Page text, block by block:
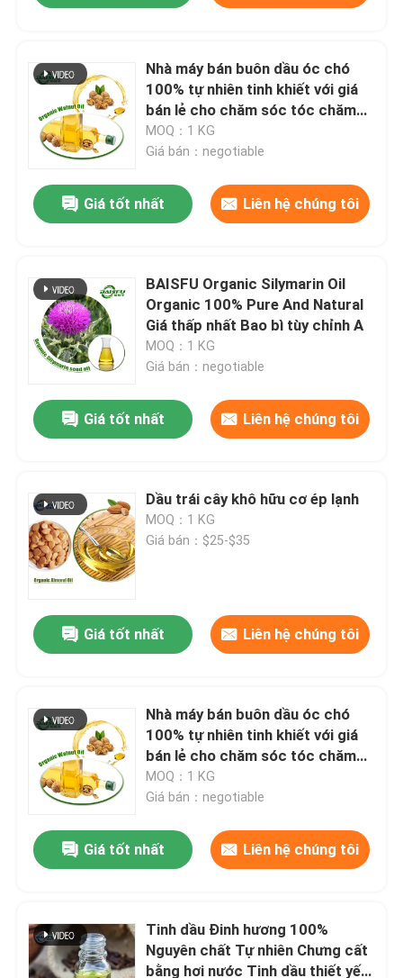
Nhà
Video
Nhà máy bán buôn dầu óc chó
100% tự nhiên tinh khiết với giá
bán lẻ cho chăm sóc tóc chăm
sóc da
MOQ：1 KG
Giá bán：negotiable
Giá tốt nhất Liên hệ chúng tôi
BAISFU Organic Silymarin Oil
Organic 100% Pure And Natural
Giá thấp nhất Bao bì tùy chỉnh A
MOQ：1 KG
Giá bán：negotiable
Giá tốt nhất Liên hệ chúng tôi
Dầu trái cây khô hữu cơ ép lạnh
MOQ：1 KG
Giá bán：$25-$35
Giá tốt nhất Liên hệ chúng tôi
Nhà máy bán buôn dầu óc chó
100% tự nhiên tinh khiết với giá
bán lẻ cho chăm sóc tóc chăm
sóc da
MOQ：1 KG
Giá bán：negotiable
Giá tốt nhất Liên hệ chúng tôi
Tinh dầu Đinh hương 100%
Nguyên chất Tự nhiên Chưng cất
bằng hơi nước Tinh dầu thiết yếu